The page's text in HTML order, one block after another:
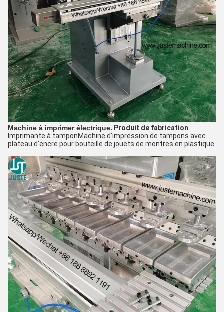
Machine à imprimer électrique. Produit de fabrication
Imprimante à tamponMachine d'impression de tampons avec
plateau d'encre pour bouteille de jouets de montres en plastique